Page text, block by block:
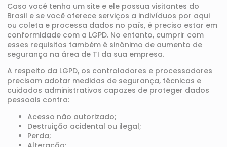
Caso você tenha um site e ele possua visitantes do
Brasil e se você oferece serviços a indivíduos por aqui
ou coleta e processa dados no país, é preciso estar em
conformidade com a LGPD. No entanto, cumprir com
esses requisitos também é sinônimo de aumento de
segurança na área de TI da sua empresa.
A respeito da LGPD, os controladores e processadores
precisam adotar medidas de segurança, técnicas e
cuidados administrativos capazes de proteger dados
pessoais contra:
Acesso não autorizado;
Destruição acidental ou ilegal;
Perda;